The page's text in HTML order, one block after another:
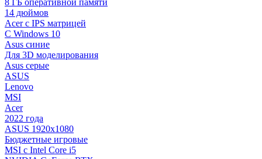
14 дюймов
Acer с IPS матрицей
С Windows 10
Asus синие
Для 3D моделирования
Asus серые
ASUS
Lenovo
MSI
Acer
2022 года
ASUS 1920х1080
Бюджетные игровые
MSI с Intel Core i5